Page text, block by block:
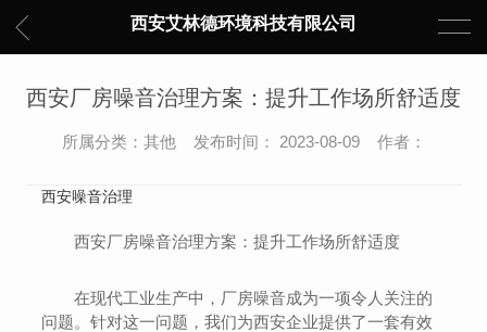
西安艾林德环境科技有限公司
西安厂房噪音治理方案：提升工作场所舒适度
所属分类：其他 发布时间： 2023-08-09 作者：
西安噪音治理
西安厂房噪音治理方案：提升工作场所舒适度
在现代工业生产中，厂房噪音成为一项令人关注的
问题。针对这一问题，我们为西安企业提供了一套有效